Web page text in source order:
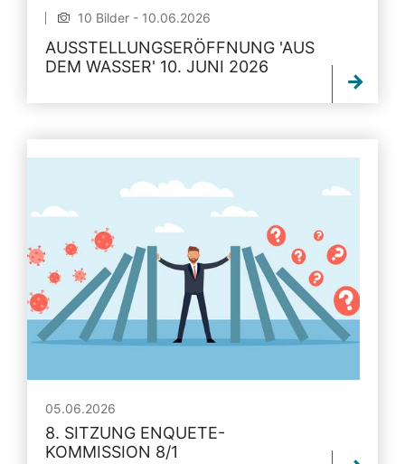
10 Bilder - 10.06.2026
AUSSTELLUNGSERÖFFNUNG 'AUS
DEM WASSER' 10. JUNI 2026
05.06.2026
8. SITZUNG ENQUETE-
KOMMISSION 8/1